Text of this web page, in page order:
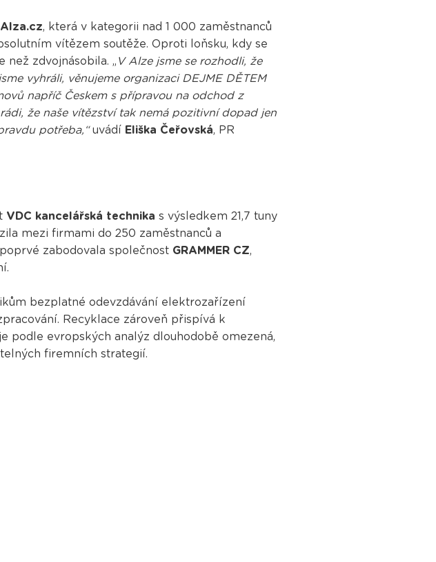
Alza.cz, která v kategorii nad 1 000 zaměstnanců
vítězem soutěže. Oproti loňsku, kdy se
než zdvojnásobila. „ V Alze jsme se rozhodli, že
vyhráli, věnujeme organizaci DEJME DĚTEM
napříč Českem s přípravou na odchod z
že naše vítězství tak nemá pozitivní dopad jen
potřeba,“uvádí Eliška Čeřovská, PR
VDC kancelářská technika s výsledkem 21,7 tuny
mezi firmami do 250 zaměstnanců a
zabodovala společnost GRAMMER CZ,
bezplatné odevzdávání elektrozařízení
Recyklace zároveň přispívá k
podle evropských analýz dlouhodobě omezená,
firemních strategií.